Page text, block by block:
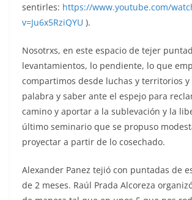
sentirles: https://www.youtube.com/
v=Ju6x5RziQYU ).
Nosotrxs, en este espacio de tejer
levantamientos, lo pendiente, lo que
compartimos desde luchas y territorios y
palabra y saber ante el espejo para
camino y aportar a la sublevación y la
último seminario que se propuso
proyectar a partir de lo cosechado.
Alexander Panez tejió con puntadas de
de 2 meses. Raúl Prada Alcoreza